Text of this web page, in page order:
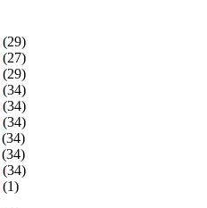
(29)
(27)
(29)
(34)
(34)
(34)
(34)
(34)
(34)
(1)